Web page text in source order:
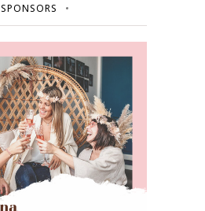
SPONSORS